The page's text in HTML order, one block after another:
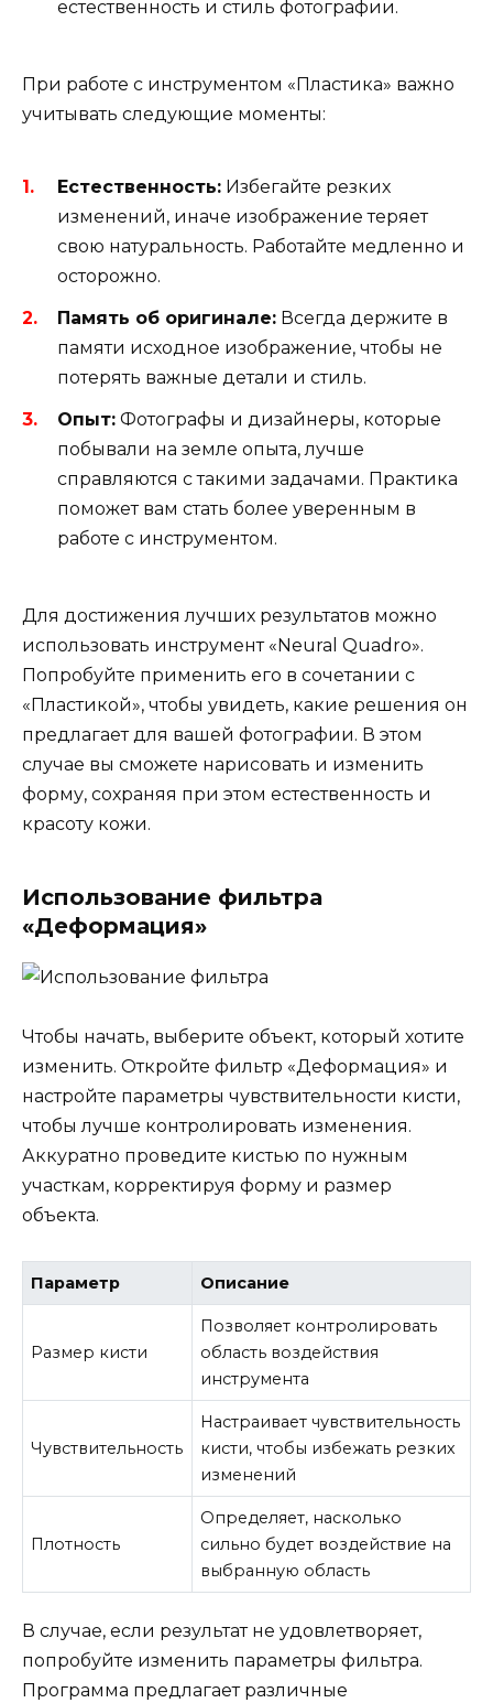
естественность и стиль фотографии.
При работе с инструментом «Пластика» важно
учитывать следующие моменты:
Естественность: Избегайте резких
изменений, иначе изображение теряет
свою натуральность. Работайте медленно и
осторожно.
Память об оригинале: Всегда держите в
памяти исходное изображение, чтобы не
потерять важные детали и стиль.
Опыт: Фотографы и дизайнеры, которые
побывали на земле опыта, лучше
справляются с такими задачами. Практика
поможет вам стать более уверенным в
работе с инструментом.
Для достижения лучших результатов можно
использовать инструмент «Neural Quadro».
Попробуйте применить его в сочетании с
«Пластикой», чтобы увидеть, какие решения он
предлагает для вашей фотографии. В этом
случае вы сможете нарисовать и изменить
форму, сохраняя при этом естественность и
красоту кожи.
Использование фильтра
«Деформация»
Чтобы начать, выберите объект, который хотите
изменить. Откройте фильтр «Деформация» и
настройте параметры чувствительности кисти,
чтобы лучше контролировать изменения.
Аккуратно проведите кистью по нужным
участкам, корректируя форму и размер
объекта.
Параметр Описание
Размер кисти
Позволяет контролировать
область воздействия
инструмента
Чувствительность
Настраивает чувствительность
кисти, чтобы избежать резких
изменений
Плотность
Определяет, насколько
сильно будет воздействие на
выбранную область
В случае, если результат не удовлетворяет,
попробуйте изменить параметры фильтра.
Программа предлагает различные